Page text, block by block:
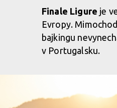
Finale Ligure je
Evropy.
bajkingu
v Portugalsku.